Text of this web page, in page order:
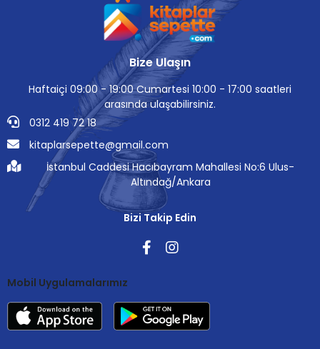
Bize Ulaşın
Haftaiçi 09:00 - 19:00 Cumartesi 10:00 - 17:00 saatleri
arasında ulaşabilirsiniz.
0312 419 72 18
kitaplarsepette@gmail.com
İstanbul Caddesi Hacıbayram Mahallesi No:6 Ulus-
Altındağ/Ankara
Bizi Takip Edin
Mobil Uygulamalarımız